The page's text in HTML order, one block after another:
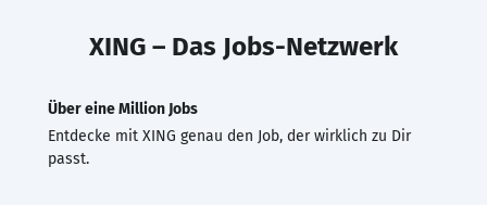
XING – Das Jobs-Netzwerk
Über eine Million Jobs
Entdecke mit XING genau den Job, der wirklich zu Dir
passt.